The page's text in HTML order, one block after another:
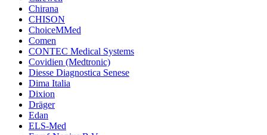
Chirana
CHISON
ChoiceMMed
Comen
CONTEC Medical Systems
Covidien (Medtronic)
Diesse Diagnostica Senese
Dima Italia
Dixion
Dräger
Edan
ELS-Med